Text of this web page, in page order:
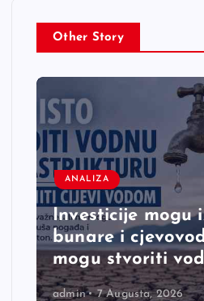
Other Story
ANALIZA
Investicije mogu
bunare i
mogu stvoriti
admin 7 Augusta, 2026